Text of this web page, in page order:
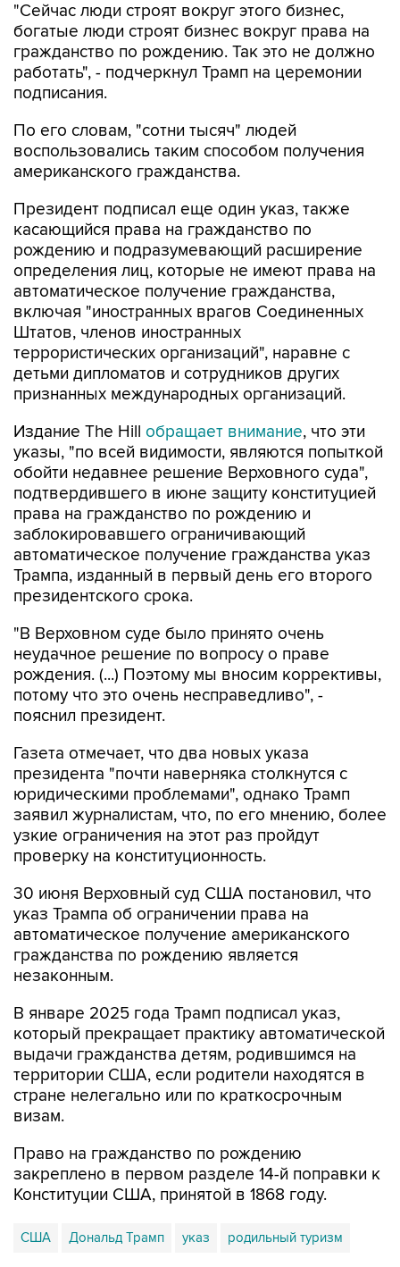
"Сейчас люди строят вокруг этого бизнес,
богатые люди строят бизнес вокруг права на
гражданство по рождению. Так это не должно
работать", - подчеркнул Трамп на церемонии
подписания.
По его словам, "сотни тысяч" людей
воспользовались таким способом получения
американского гражданства.
Президент подписал еще один указ, также
касающийся права на гражданство по
рождению и подразумевающий расширение
определения лиц, которые не имеют права на
автоматическое получение гражданства,
включая "иностранных врагов Соединенных
Штатов, членов иностранных
террористических организаций", наравне с
детьми дипломатов и сотрудников других
признанных международных организаций.
Издание The Hill обращает внимание, что эти
указы, "по всей видимости, являются попыткой
обойти недавнее решение Верховного суда",
подтвердившего в июне защиту конституцией
права на гражданство по рождению и
заблокировавшего ограничивающий
автоматическое получение гражданства указ
Трампа, изданный в первый день его второго
президентского срока.
"В Верховном суде было принято очень
неудачное решение по вопросу о праве
рождения. (...) Поэтому мы вносим коррективы,
потому что это очень несправедливо", -
пояснил президент.
Газета отмечает, что два новых указа
президента "почти наверняка столкнутся с
юридическими проблемами", однако Трамп
заявил журналистам, что, по его мнению, более
узкие ограничения на этот раз пройдут
проверку на конституционность.
30 июня Верховный суд США постановил, что
указ Трампа об ограничении права на
автоматическое получение американского
гражданства по рождению является
незаконным.
В январе 2025 года Трамп подписал указ,
который прекращает практику автоматической
выдачи гражданства детям, родившимся на
территории США, если родители находятся в
стране нелегально или по краткосрочным
визам.
Право на гражданство по рождению
закреплено в первом разделе 14-й поправки к
Конституции США, принятой в 1868 году.
США Дональд Трамп указ родильный туризм